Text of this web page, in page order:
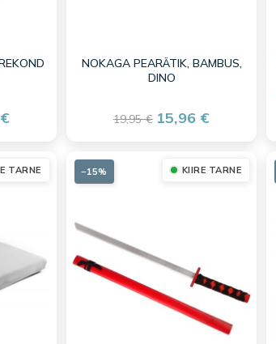
NOKAGA PEARÄTIK, BAMBUS,
DINO
19,95 € 15,96 €
TARNE KIIRE TARNE
−15%